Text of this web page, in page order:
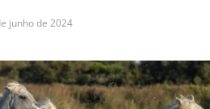
junho de 2024